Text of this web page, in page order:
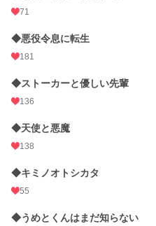
71
◆悪役令息に転生
181
◆ストーカーと優しい先輩
136
◆天使と悪魔
138
◆キミノオトシカタ
55
◆うめとくんはまだ知らない